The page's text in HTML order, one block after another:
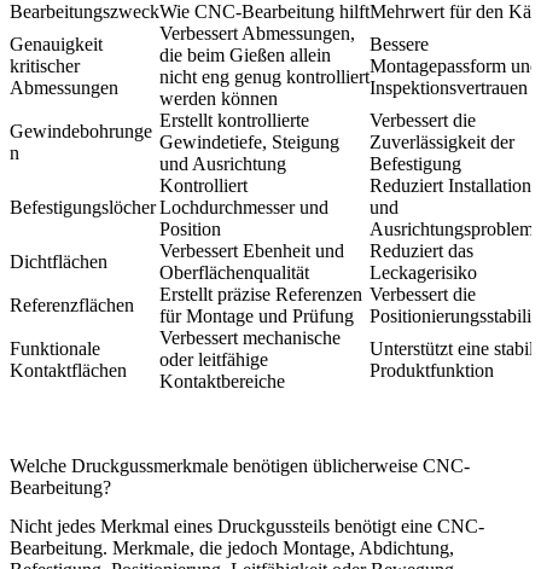
BearbeitungszweckWie CNC-Bearbeitung hilftMehrwert für den
Genauigkeit
kritischer
Abmessungen
Verbessert Abmessungen,
die beim Gießen allein
nicht eng genug kontrolliert
werden können
Bessere
Montagepassform und
Inspektionsvertrauen
Gewindebohrunge
n
Erstellt kontrollierte
Gewindetiefe, Steigung
und Ausrichtung
Verbessert die
Zuverlässigkeit der
Befestigung
Befestigungslöcher
Kontrolliert
Lochdurchmesser und
Position
Reduziert
und
Ausrichtungsprobleme
Dichtflächen
Verbessert Ebenheit und
Oberflächenqualität
Reduziert das
Leckagerisiko
Referenzflächen
Erstellt präzise Referenzen
für Montage und Prüfung
Verbessert die
Funktionale
Kontaktflächen
Verbessert mechanische
oder leitfähige
Kontaktbereiche
Unterstützt eine stabile
Produktfunktion
Welche Druckgussmerkmale benötigen üblicherweise CNC-
Bearbeitung?
Nicht jedes Merkmal eines Druckgussteils benötigt eine CNC-
Bearbeitung. Merkmale, die jedoch Montage, Abdichtung,